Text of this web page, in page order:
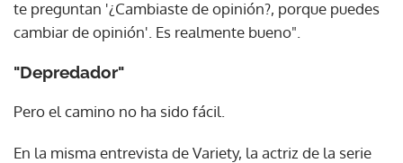
te preguntan '¿Cambiaste de opinión?, porque puedes
cambiar de opinión'. Es realmente bueno".
"Depredador"
Pero el camino no ha sido fácil.
En la misma entrevista de Variety, la actriz de la serie